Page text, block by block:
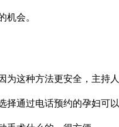
机会。
这种方法更安全，主持
通过电话预约的孕妇可